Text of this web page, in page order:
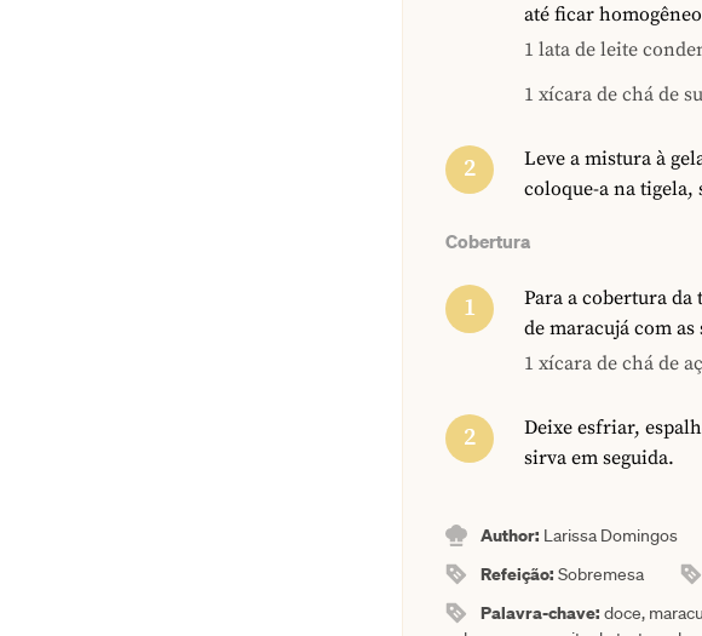
até ficar
1 lata de leite
1 xícara de chá de
Leve a mistura à
coloque-a na tigela,
Cobertura
Para a cobertura da
de maracujá com as
1 xícara de chá de
Deixe esfriar,
sirva em seguida.
Author: Larissa Domingos
Refeição:Sobremesa
Palavra-chave:doce,